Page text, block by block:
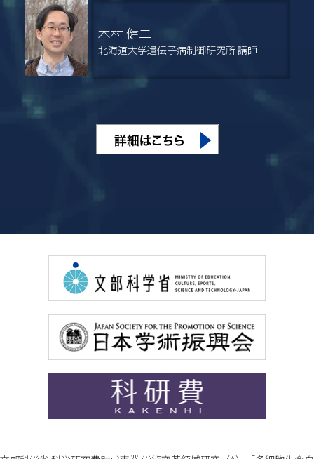
木村 健二
北海道大学遺伝子病制御研究所 講師